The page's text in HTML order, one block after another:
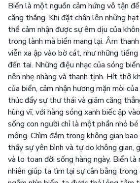
Biển là một nguồn cảm hứng vô tận
căng thẳng. Khi đặt chân lên những
thể cảm nhận được sự êm dịu của
trong lành mà biển mang lại. Âm
viễn xa ập vào bờ cát, như những
đến tai. Những điệu nhạc của sóng
nên nhẹ nhàng và thanh tịnh. Hít thở
của biển, cảm nhận hương mặn mòi
thúc đẩy sự thư thái và giảm căng
hùng vĩ, với hàng sóng xanh biếc ập
sống con người chỉ là một phần nhỏ
mông. Chìm đắm trong không gian
thấy sự yên bình và tự do không gian,
và lo toan đời sống hàng ngày. Biển
nhiên giúp ta tìm lại sự cân bằng trong